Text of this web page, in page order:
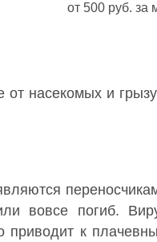
от 500 руб. за
насекомых и
вовсе погиб.
приводит к